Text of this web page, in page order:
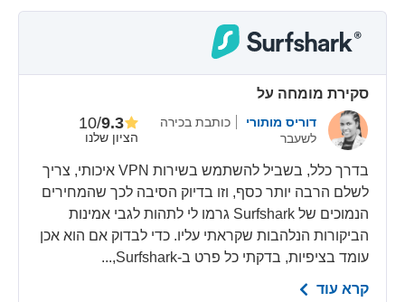
סקירת מומחה על
דוריס מותורי
כותבת בכירה
לשעבר
הציון שלנו
9.3
/10
בדרך כלל, בשביל להשתמש בשירות VPN איכותי, צריך
לשלם הרבה יותר כסף, וזו בדיוק הסיבה לכך שהמחירים
הנמוכים של Surfshark גרמו לי לתהות לגבי אמינות
הביקורות הנלהבות שקראתי עליו. כדי לבדוק אם הוא אכן
עומד בציפיות, בדקתי כל פרט ב-Surfshark,...
קרא עוד